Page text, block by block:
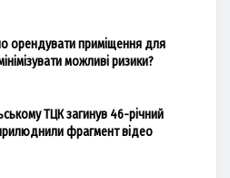
орендувати приміщення для
можливі ризики?
ТЦК загинув 46-річний
фрагмент відео